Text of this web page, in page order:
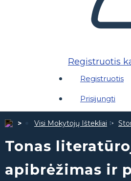
Registruotis
Registruotis
Prisijungti
Visi Mokytojų Ištekliai
Tonas
apibrėžimas ir